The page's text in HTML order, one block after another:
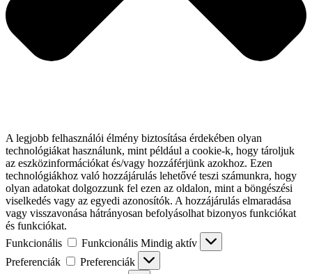
A legjobb felhasználói élmény biztosítása érdekében olyan
technológiákat használunk, mint például a cookie-k, hogy tároljuk
az eszközinformációkat és/vagy hozzáférjünk azokhoz. Ezen
technológiákhoz való hozzájárulás lehetővé teszi számunkra, hogy
olyan adatokat dolgozzunk fel ezen az oldalon, mint a böngészési
viselkedés vagy az egyedi azonosítók. A hozzájárulás elmaradása
vagy visszavonása hátrányosan befolyásolhat bizonyos funkciókat
és funkciókat.
Funkcionális
Funkcionális Mindig aktív
Preferenciák
Preferenciák